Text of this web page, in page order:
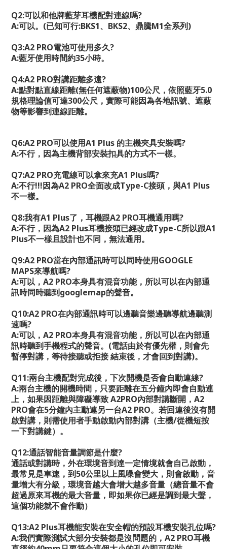
Q2:可以和他牌藍芽耳機配對連線嗎?
A:可以。 (已知可行:BKS1、 BKS2、鼎騰M1全系列)
Q3:A2 PRO電池可使用多久?
A:藍牙使用時間約35小時。
Q4:A2 PRO對講距離多遠?
A:點對點直線距離(無任何遮蔽物)100公尺，依照藍牙5.0
規格理論值可達300公尺，實際可能因為各地訊號、遮蔽
物等影響到連線距離。
Q6:A2 PRO可以使用A1 Plus 的主機夾具安裝嗎?
A:不行，因為主機背部安裝扣具的方式不一樣。
Q7:A2 PRO充電線可以拿來充A1 Plus嗎?
A:不行!!!因為A2 PRO全面改成Type-C接頭，與A1 Plus
不一樣。
Q8:我有A1 Plus了，耳機跟A2 PRO耳機通用嗎?
A:不行，因為A2 Plus耳機接頭已經改成Type-C所以跟A1
Plus不一樣且設計也不同，無法通用。
Q9:A2 PRO當在內部通訊時可以同時使用GOOGLE
MAPS來導航嗎?
A:可以， A2 PRO本身具有混音功能，所以可以在內部通
訊時同時聽到googlemap的聲音。
Q10:A2 PRO在內部通訊時可以邊聽音樂邊聽導航邊聽測
速嗎?
A:可以， A2 PRO本身具有混音功能，所以可以在內部通
訊時聽到手機程式的聲音。 (電話由於有優先權，則會先
暫停對講，等待接聽或拒接 結束後，才會回到對講)。
Q11:兩台主機配對完成後，下次開機是否會自動連線?
A:兩台主機的開機時間，只要距離在五分鐘內即會自動連
上，如果因距離與障礙導致A2PRO內部對講斷開， A2
PRO會在5分鐘內主動連另一台A2 PRO。若回連後沒有開
啟對講，則需使用者手動啟動內部對講（主機/從機短按
一下對講鍵）。
Q12:通話智能音量調節是什麼?
通話或對講時，外在環境音到達一定情境就會自己啟動，
最常見是車速，到50公里以上風噪會變大，則會啟動，音
量增大有分級，環境音越大會增大越多音量（總音量不會
超過原來耳機的最大音量，即如果你已經是調到最大聲，
這個功能就不會作動）
Q13:A2 Plus耳機能安裝在安全帽的預設耳機安裝孔位嗎?
A:我們實際測試大部分安裝都是沒問題的， A2 PRO耳機